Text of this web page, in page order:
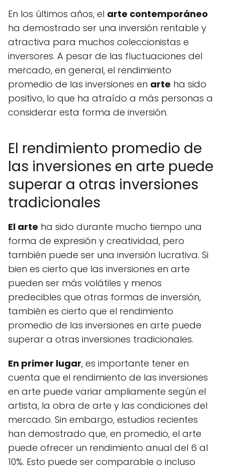
En los últimos años, el arte contemporáneo
ha demostrado ser una inversión rentable y
atractiva para muchos coleccionistas e
inversores. A pesar de las fluctuaciones del
mercado, en general, el rendimiento
promedio de las inversiones en arte ha sido
positivo, lo que ha atraído a más personas a
considerar esta forma de inversión.
El rendimiento promedio de
las inversiones en arte puede
superar a otras inversiones
tradicionales
El arte ha sido durante mucho tiempo una
forma de expresión y creatividad, pero
también puede ser una inversión lucrativa. Si
bien es cierto que las inversiones en arte
pueden ser más volátiles y menos
predecibles que otras formas de inversión,
también es cierto que el rendimiento
promedio de las inversiones en arte puede
superar a otras inversiones tradicionales.
En primer lugar, es importante tener en
cuenta que el rendimiento de las inversiones
en arte puede variar ampliamente según el
artista, la obra de arte y las condiciones del
mercado. Sin embargo, estudios recientes
han demostrado que, en promedio, el arte
puede ofrecer un rendimiento anual del 6 al
10%. Esto puede ser comparable o incluso